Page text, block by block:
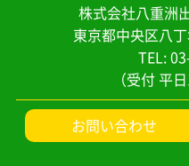
株式会社八重洲
東京都中央区八
TEL:
（受付 平
お問い合わせ